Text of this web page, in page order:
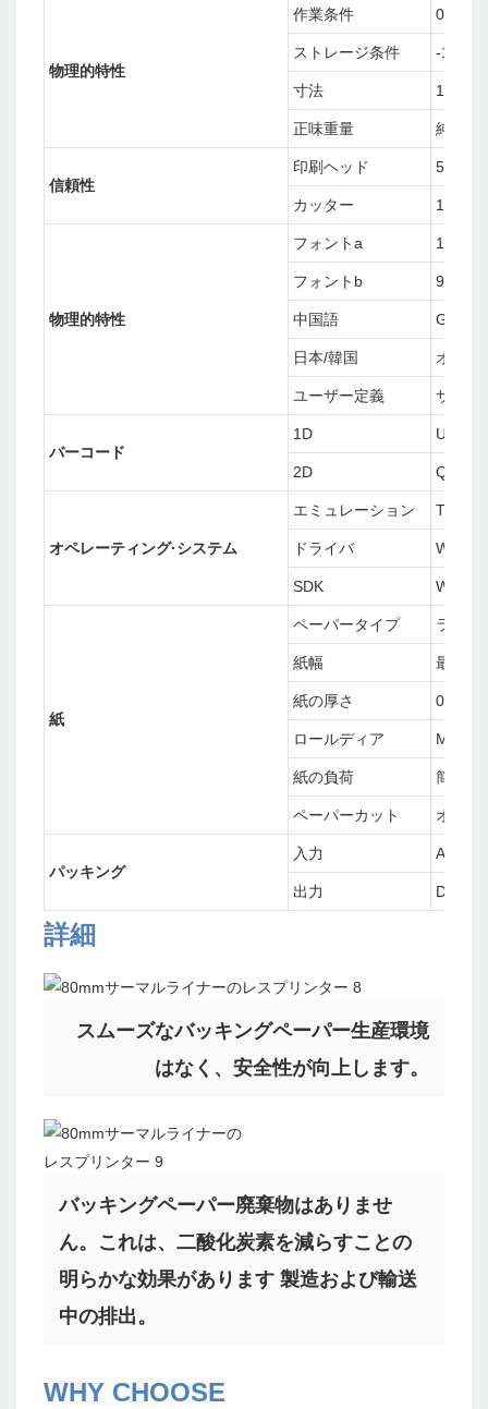
物理的特性
作業条件
ストレージ条件 -10°C-
寸法 195（
正味重量 純重
信頼性
印刷ヘッド 50KM
カッター 1.0百万
物理的特性
フォントa 12x24
フォントb 9x17
中国語
日本/韓国 オプシ
ユーザー定義 サポー
バーコード
1D UPC-
2D QRコ
オペレーティング·システム
エミュレーション TSPL
ドライバ
SDK
紙
ペーパータイプ ライナ
紙幅 最大
紙の厚さ 0.06〜
ロールディア
紙の負荷 簡単な
ペーパーカット オート
パッキング
入力 AC
出力 DC
詳細
スムーズなバッキングペーパー生産環境
はなく、安全性が向上します。
バッキングペーパー廃棄物はありませ
ん。これは、二酸化炭素を減らすことの
明らかな効果があります 製造および輸送
中の排出。
WHY CHOOSE